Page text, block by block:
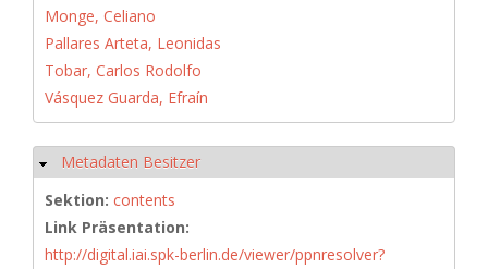
Monge, Celiano
Pallares Arteta, Leonidas
Tobar, Carlos Rodolfo
Vásquez Guarda, Efraín
Ausblenden
Metadaten Besitzer
Sektion: contents
Link Präsentation:
http://digital.iai.spk-berlin.de/viewer/ppnresolver?